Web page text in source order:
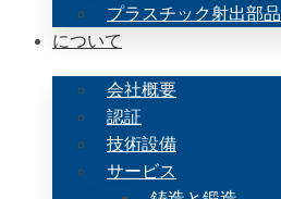
プラスチック射出部品
について
会社概要
認証
技術設備
サービス